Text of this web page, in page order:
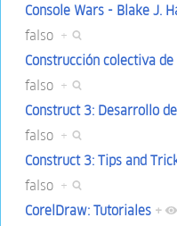
Console Wars - Blake J.
falso +
Construcción colectiva
falso +
Construct 3: Desarrollo
falso +
Construct 3: Tips and
falso +
CorelDraw: Tutoriales +